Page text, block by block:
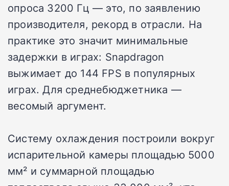
опроса 3200 Гц — это, по заявлению
производителя, рекорд в отрасли. На
практике это значит минимальные
задержки в играх: Snapdragon
выжимает до 144 FPS в популярных
играх. Для среднебюджетника —
весомый аргумент.
Систему охлаждения построили вокруг
испарительной камеры площадью 5000
мм² и суммарной площадью